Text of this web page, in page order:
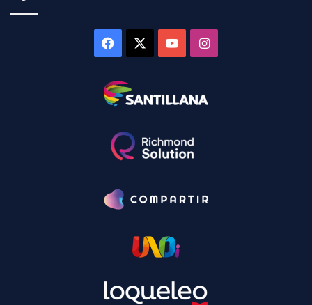
Facebook YouTubeInstagram